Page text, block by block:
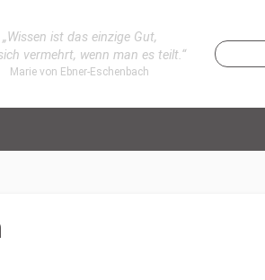
„Wissen ist das einzige Gut,
vermehrt, wenn man es teilt.“
Marie von Ebner-Eschenbach